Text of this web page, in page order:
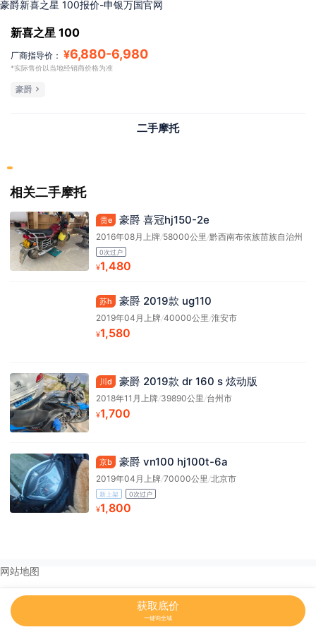
豪爵新喜之星 100报价-申银万国官网
新喜之星 100
厂商指导价： ¥6,880-6,980
*实际售价以当地经销商价格为准
豪爵
二手摩托
相关二手摩托
贵e 豪爵 喜冠hj150-2e
2016年08月上牌/58000公里 /黔西南布依族苗族自治州
0次过户
¥1,480
苏h 豪爵 2019款 ug110
2019年04月上牌/40000公里 /淮安市
¥1,580
川d 豪爵 2019款 dr 160 s 炫动版
2018年11月上牌/39890公里 /台州市
¥1,700
京b 豪爵 vn100 hj100t-6a
2019年04月上牌/70000公里 /北京市
新上架 0次过户
¥1,800
获取底价
一键询全城
网站地图